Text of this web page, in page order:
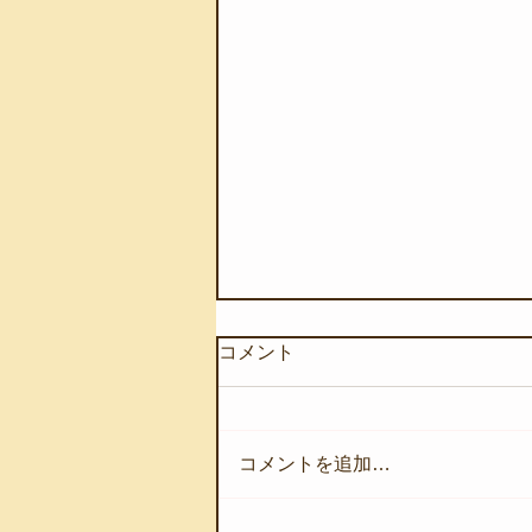
コメント
コメントを追加…